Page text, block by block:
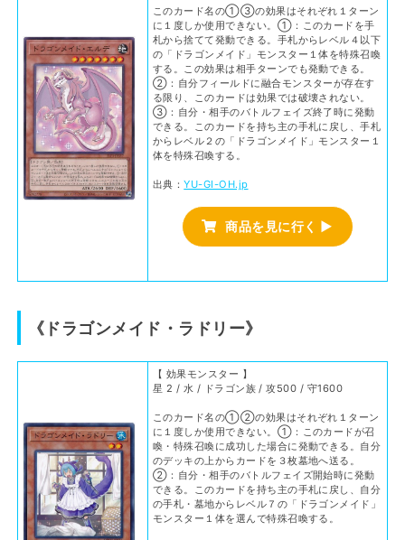
このカード名の①③の効果はそれぞれ１ターン
に１度しか使用できない。①：このカードを手
札から捨てて発動できる。手札からレベル４以下
の「ドラゴンメイド」モンスター１体を特殊召喚
する。この効果は相手ターンでも発動できる。
②：自分フィールドに融合モンスターが存在す
る限り、このカードは効果では破壊されない。
③：自分・相手のバトルフェイズ終了時に発動
できる。このカードを持ち主の手札に戻し、手札
からレベル２の「ドラゴンメイド」モンスター１
体を特殊召喚する。
出典：YU-GI-OH.jp
商品を見に行く ▶
《ドラゴンメイド・ラドリー》
【 効果モンスター 】
星 2 / 水 / ドラゴン族 / 攻500 / 守1600
このカード名の①②の効果はそれぞれ１ターン
に１度しか使用できない。①：このカードが召
喚・特殊召喚に成功した場合に発動できる。自分
のデッキの上からカードを３枚墓地へ送る。
②：自分・相手のバトルフェイズ開始時に発動
できる。このカードを持ち主の手札に戻し、自分
の手札・墓地からレベル７の「ドラゴンメイド」
モンスター１体を選んで特殊召喚する。